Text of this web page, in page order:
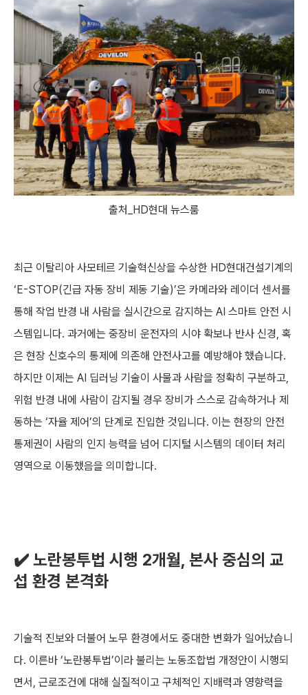
출처_HD현대 뉴스룸
최근 이탈리아 사모테르 기술혁신상을 수상한 HD현대건설기계의
‘E-STOP(긴급 자동 장비 제동 기술)’은 카메라와 레이더 센서를
통해 작업 반경 내 사람을 실시간으로 감지하는 AI 스마트 안전 시
스템입니다. 과거에는 중장비 운전자의 시야 확보나 반사 신경, 혹
은 현장 신호수의 통제에 의존해 안전사고를 예방해야 했습니다.
하지만 이제는 AI 딥러닝 기술이 사물과 사람을 정확히 구분하고,
위험 반경 내에 사람이 감지될 경우 장비가 스스로 감속하거나 제
동하는 ‘자율 제어’의 단계로 진입한 것입니다. 이는 현장의 안전
통제권이 사람의 인지 능력을 넘어 디지털 시스템의 데이터 처리
영역으로 이동했음을 의미합니다.
✔️ 노란봉투법 시행 2개월, 본사 중심의 교
섭 환경 본격화
기술적 진보와 더불어 노무 환경에서도 중대한 변화가 일어났습니
다. 이른바 ‘노란봉투법’이라 불리는 노동조합법 개정안이 시행되
면서, 근로조건에 대해 실질적이고 구체적인 지배력과 영향력을